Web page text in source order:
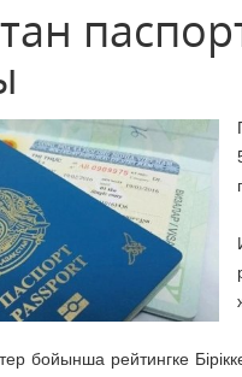
бойынша рейтингке